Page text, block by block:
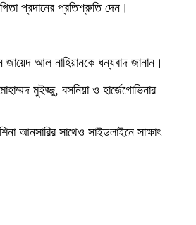
প্রদানের প্রতিশ্রুতি দেন।
জায়েদ আল নাহিয়ানকে ধন্যবাদ জানান।
মুইজ্জু, বসনিয়া ও হার্জেগোভিনার
আনসারির সাথেও সাইডলাইনে সাক্ষাৎ